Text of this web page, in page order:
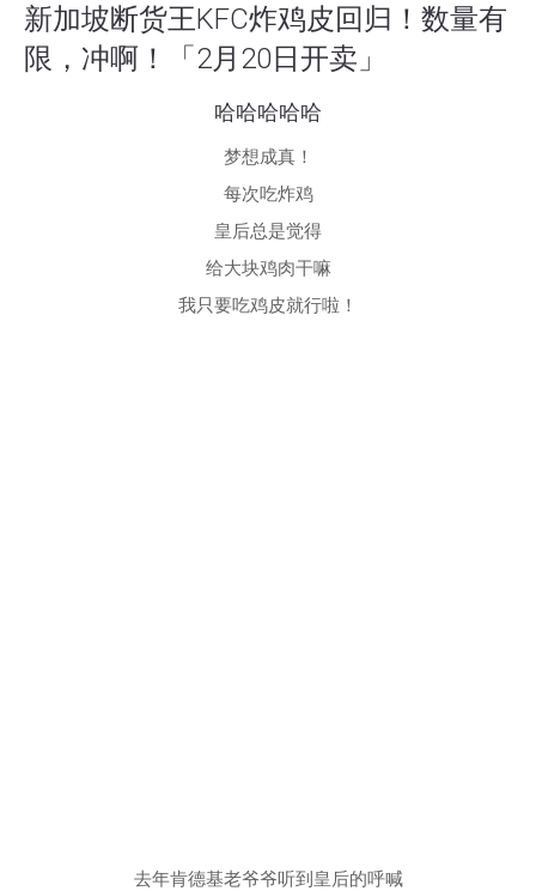
新加坡断货王KFC炸鸡皮回归！数量有
限，冲啊！「2月20日开卖」
哈哈哈哈哈
梦想成真！
每次吃炸鸡
皇后总是觉得
给大块鸡肉干嘛
我只要吃鸡皮就行啦！
去年肯德基老爷爷听到皇后的呼喊